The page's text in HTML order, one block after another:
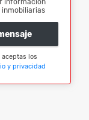
información
los
y privacidad